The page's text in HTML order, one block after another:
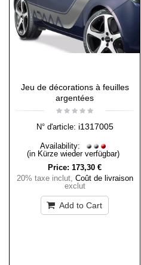
Jeu de décorations à feuilles
argentées
N° d'article: i1317005
Availability:
(in Kürze wieder verfügbar)
Price: 173,30 €
20% taxe inclut, Coût de livraison
exclut
Add to Cart